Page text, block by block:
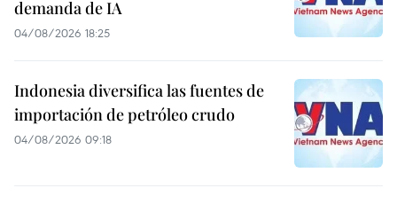
demanda de IA
04/08/2026 18:25
Indonesia diversifica las fuentes de
importación de petróleo crudo
04/08/2026 09:18